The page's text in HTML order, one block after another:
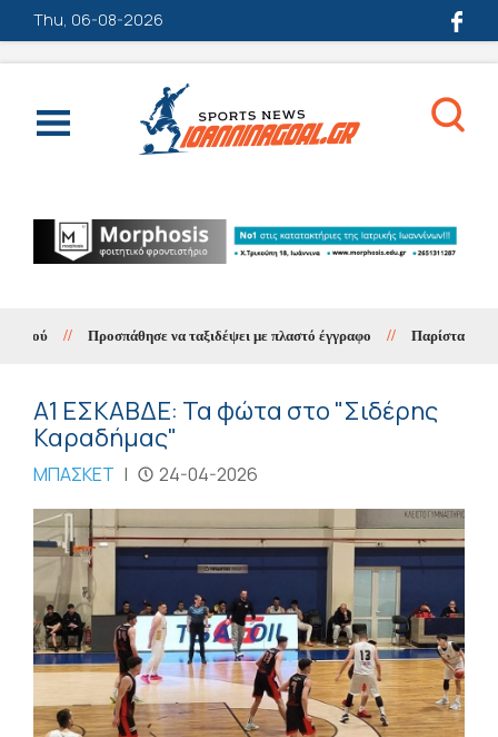
Thu, 06-08-2026
// Προσπάθησε να ταξιδέψει με πλαστό έγγραφο // Παρίστανε τον
Α1 ΕΣΚΑΒΔΕ: Τα φώτα στο "Σιδέρης
Καραδήμας"
ΜΠΑΣΚΕΤ | 24-04-2026